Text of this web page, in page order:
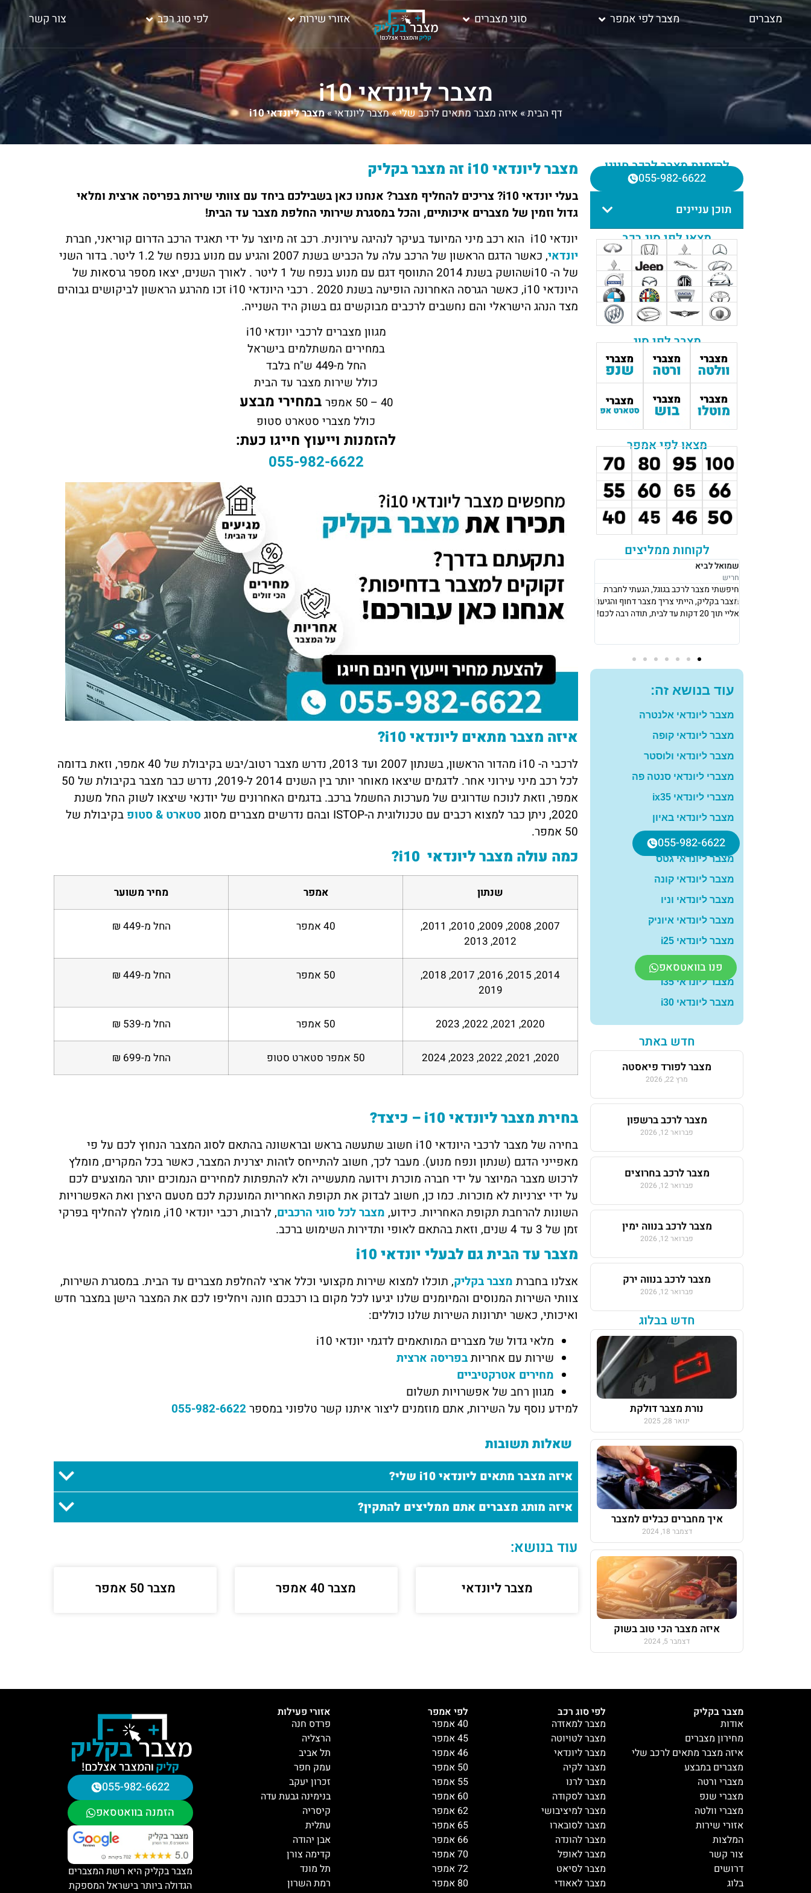
מצברים מצבר לפי אמפר סוגי מצברים אזורי שירות לפי סוג רכב צור קשר
מצבר ליונדאי i10
דף הבית» איזה מצבר מתאים לרכב שלי»מצבר ליונדאי»מצבר ליונדאי i10
להזמנת מצבר לרכב חייגו
055-982-6622
תוכן עניינים
מצאו לפי סוג רכב
מצבר לפי סוג
מצאו לפי אמפר
לקוחות ממליצים
שמואל לביא
חריש
חיפשתי מצבר לרכב בגוגל, הגעתי לחברת
מצבר בקליק, הייתי צריך מצבר דחוף והגיעו
אליי תוך 20 דקות עד לבית, תודה רבה לכם!
רבקה לוי
אני גרה בנתניה, אני פשוט הייתי חייבת
מצבר כדי לצאת לעבודה ב8 בבוקר, הגיעו
אליי תוך 10 דקות והחליפו לי מצבר עם
אושר סעדיה
נתניה
את מצבר בקליק הכרתי דרך חבר טוב, הם
החליפו לי מצבר במהירות וגבו מחיר הכי זול
שיש, תודה רבה לכם על העזרה, שמח
להמליץ עליכם גם לאנשים אחרים.
דנה מזרחי
תל אביב
השירות של מצבר בקליק פשוט מדהים!
נתקעתי עם רכב שלא מתניע, ותוך פחות
משעה הגיעו עד אליי עם מצבר חדש. גם
המחיר היה הוגן וגם השירות היה מקצועי.
ממליצה בחום
יוסי כהן
חיפה
אין מילים! השירות של מצבר בקליק היה
מצוין. הזמנתי מצבר עד הבית, והבחור
שהגיע היה אדיב, מהיר ומקצועי. בלי
אפנה אליהם שוב אם אצטרך
עוד בנושא זה:
מצבר ליונדאי אלנטרה
מצבר ליונדאי קופה
מצבר ליונדאי ולוסטר
מצברי ליונדאי סנטה פה
מצברי ליונדאי ix35
מצבר ליונדאי באיון
מצבר ליונדאי אקסנט
מצבר ליונדאי גטס
מצבר ליונדאי קונה
מצבר ליונדאי וניו
מצבר ליונדאי איוניק
מצבר ליונדאי i25
מצבר ליונדאי טוסון
מצבר ליונדאי i35
מצבר ליונדאי i30
חדש באתר
מצבר לפורד פיאסטה
מרץ 22, 2026
מצבר לרכב ברשפון
פברואר 12, 2026
מצבר לרכב בחרוצים
פברואר 12, 2026
מצבר לרכב בנווה ימין
פברואר 12, 2026
מצבר לרכב בנווה ירק
פברואר 12, 2026
חדש בבלוג
נורת מצבר דולקת
ינואר 28, 2025
איך מחברים כבלים למצבר
דצמבר 18, 2024
איזה מצבר הכי טוב בשוק
דצמבר 5, 2024
מצבר ליונדאי i10 זה מצבר בקליק
בעלי יונדאי i10? צריכים להחליף מצבר? אנחנו כאן בשבילכם ביחד עם צוותי שירות בפריסה ארצית ומלאי
גדול וזמין של מצברים איכותיים, והכל במסגרת שירותי החלפת מצבר עד הבית!
יונדאי i10 הוא רכב מיני המיועד בעיקר לנהיגה עירונית. רכב זה מיוצר על ידי תאגיד הרכב הדרום קוריאני, חברת
יונדאי
, כאשר הדגם הראשון של הרכב עלה על הכביש בשנת 2007 והגיע עם מנוע בנפח של 1.2 ליטר. בדור השני
של ה- i10
שהושק בשנת 2014 התווסף דגם עם מנוע בנפח של 1 ליטר . לאורך השנים, יצאו מספר גרסאות של
היונדאי i10, כאשר הגרסה האחרונה הופיעה בשנת 2020 . רכבי היונדאי i10 זכו מהרגע הראשון לביקושים גבוהים
מצד הנהג הישראלי והם נחשבים לרכבים מבוקשים גם בשוק היד השנייה.
מגוון מצברים לרכבי יונדאי i10
במחירים המשתלמים בישראל
החל מ-449 ש"ח בלבד
כולל שירות מצבר עד הבית
40 – 50 אמפר
במחירי מבצע
כולל מצברי סטארט סטופ
להזמנות וייעוץ חייגו כעת:
055-982-6622
איזה מצבר מתאים ליונדאי i10
?
לרכבי ה-i10
מהדור הראשון, בשנתון 2007 ועד 2013, נדרש מצבר רטוב/יבש בקיבולת של 40 אמפר, וזאת בדומה
לכל רכב מיני עירוני אחר. לדגמים שיצאו מאוחר יותר בין השנים 2014 ל-2019, נדרש כבר מצבר בקיבולת של 50
אמפר, וזאת לנוכח שדרוגים של מערכות החשמל ברכב. בדגמים האחרונים של יודנאי שיצאו לשוק החל משנת
2020, ניתן כבר למצוא רכבים עם טכנולוגית ה-ISTOP ובהם נדרשים מצברים מסוג
סטארט & סטופ בקיבולת של
50 אמפר.
כמה עולה מצבר ליונדאי i10?
שנתון אמפר מחיר משוער
2007, 2008, 2009, 2010, 2011,
2012, 2013
40 אמפר החל מ-449 ₪
2014, 2015, 2016, 2017, 2018,
2019
50 אמפר החל מ-449 ₪
2020, 2021, 2022, 2023 50 אמפר החל מ-539 ₪
2020, 2021, 2022, 2023, 2024 50 אמפר סטארט סטופ החל מ-699 ₪
בחירת מצבר ליונדאי i10 – כיצד?
בחירה של מצבר לרכבי היונדאי i10 חשוב שתעשה בראש ובראשונה בהתאם לסוג המצבר הנחוץ לכם על פי
מאפייני הדגם (שנתון ונפח מנוע). מעבר לכך, חשוב להתייחס לזהות יצרנית המצבר, כאשר בכל המקרים, מומלץ
לרכוש מצבר המיוצר על ידי חברה מוכרת וידועה מתעשייה ולא להתפתות למחירים הנמוכים יותר המוצעים לכם
על ידי יצרניות לא מוכרות. כמו כן, חשוב לבדוק את תקופת האחריות המוענקת לכם מטעם היצרן ואת האפשרויות
השונות להרחבת תקופת האחריות. כידוע, מצבר לכל סוגי הרכבים
, לרבות, רכבי יונדאי i10, מומלץ להחליף בפרקי
זמן של 3 עד 4 שנים, וזאת בהתאם לאופי ותדירות השימוש ברכב.
מצבר עד הבית גם לבעלי יונדאי i10
אצלנו בחברת מצבר בקליק, תוכלו למצוא שירות מקצועי וכלל ארצי להחלפת מצברים עד הבית. במסגרת השירות,
צוותי השירות המנוסים והמיומנים שלנו יגיעו לכל מקום בו רכבכם חונה ויחליפו לכם את המצבר הישן במצבר חדש
ואיכותי, כאשר יתרונות השירות שלנו כוללים:
מלאי גדול של מצברים המותאמים לדגמי יונדאי i10
שירות עם אחריותבפריסה ארצית
מחירים אטרקטיביים
מגוון רחב של אפשרויות תשלום
למידע נוסף על השירות, אתם מוזמנים ליצור איתנו קשר טלפוני במספר055-982-6622
שאלות תשובות
איזה מצבר מתאים ליונדאי i10 שלי?
איזה מותג מצברים אתם ממליצים להתקין?
עוד בנושא:
מצבר ליונדאי מצבר 40 אמפר מצבר 50 אמפר
055-982-6622
פנו בוואטסאפ
מצבר בקליק
אודות
מחירון מצברים
איזה מצבר מתאים לרכב שלי
מצברים במבצע
מצברי ורטה
מצברי שנפ
מצברי וולטה
אזורי שירות
המלצות
צור קשר
דרושים
בלוג
לפי סוג רכב
מצבר למאזדה
מצבר לטויוטה
מצבר ליונדאי
מצבר לקיה
מצבר לרנו
מצבר לסקודה
מצבר למיציבושי
מצבר לסובארו
מצבר להונדה
מצבר לאופל
מצבר לסיאט
מצבר לאאודי
לפי אמפר
40 אמפר
45 אמפר
46 אמפר
50 אמפר
55 אמפר
60 אמפר
62 אמפר
65 אמפר
66 אמפר
70 אמפר
72 אמפר
80 אמפר
אזורי פעילות
פרדס חנה
הרצליה
תל אביב
עמק חפר
זכרון יעקב
בנימינה גבעת עדה
קיסריה
עתלית
אבן יהודה
קדימה צורן
תל מונד
רמת השרון
055-982-6622
הזמנה בוואטסאפ
מצבר בקליק היא רשת המצברים
הגדולה ביותר בישראל המספקת